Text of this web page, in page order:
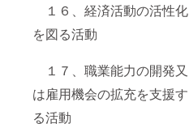
１６、経済活動の活性化
を図る活動
１７、職業能力の開発又
は雇用機会の拡充を支援す
る活動